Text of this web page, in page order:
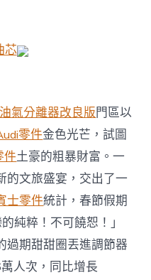
春，
古
祠
祭
禮
連
根
脈〉
中
芯
油氣分離器改良版門區以
零件金色光芒，試圖
件土豪的粗暴財富。一
的文旅盛宴，交出了一
士零件統計，春節假期
純粹！不可饒恕！」
過期甜甜圈丟進調節器
人次，同比增長